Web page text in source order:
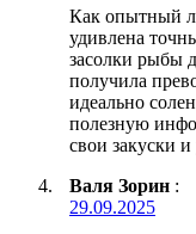
Как опытный
удивлена
засолки рыбы
получила
идеально
полезную
свои закуски
Валя Зорин :
29.09.2025